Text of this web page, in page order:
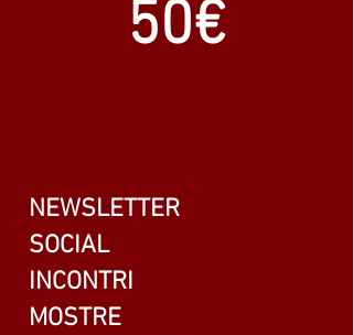
50€
NEWSLETTER
SOCIAL
INCONTRI
MOSTRE